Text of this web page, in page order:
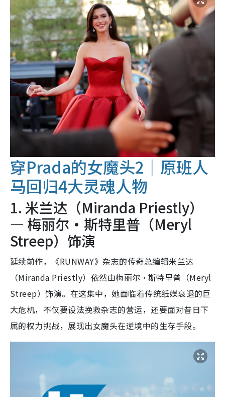
穿Prada的女魔头2｜原班人
马回归4大灵魂人物
1. 米兰达（Miranda Priestly）
— 梅丽尔·斯特里普（Meryl
Streep）饰演
延续前作，《RUNWAY》杂志的传奇总编辑米兰达
（Miranda Priestly）依然由梅丽尔·斯特里普（Meryl
Streep）饰演。在这集中，她面临着传统纸媒衰退的巨
大危机，不仅要设法挽救杂志的营运，还要面对昔日下
属的权力挑战，展现出女魔头在逆境中的生存手段。